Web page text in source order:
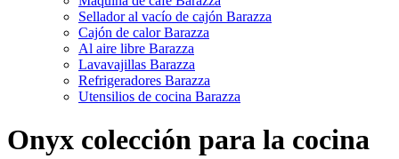
Sellador al vacío de cajón Barazza
Cajón de calor Barazza
Al aire libre Barazza
Lavavajillas Barazza
Refrigeradores Barazza
Utensilios de cocina Barazza
Onyx colección para la cocina